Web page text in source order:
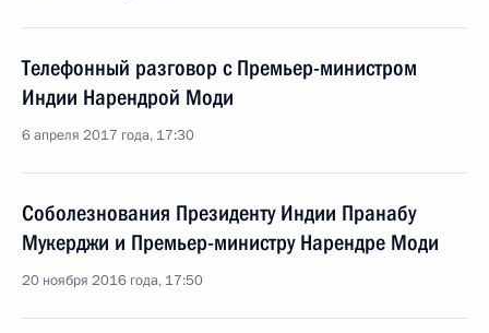
Телефонный разговор с Премьер-министром
Индии Нарендрой Моди
6 апреля 2017 года, 17:30
Соболезнования Президенту Индии Пранабу
Мукерджи и Премьер-министру Нарендре Моди
20 ноября 2016 года, 17:50